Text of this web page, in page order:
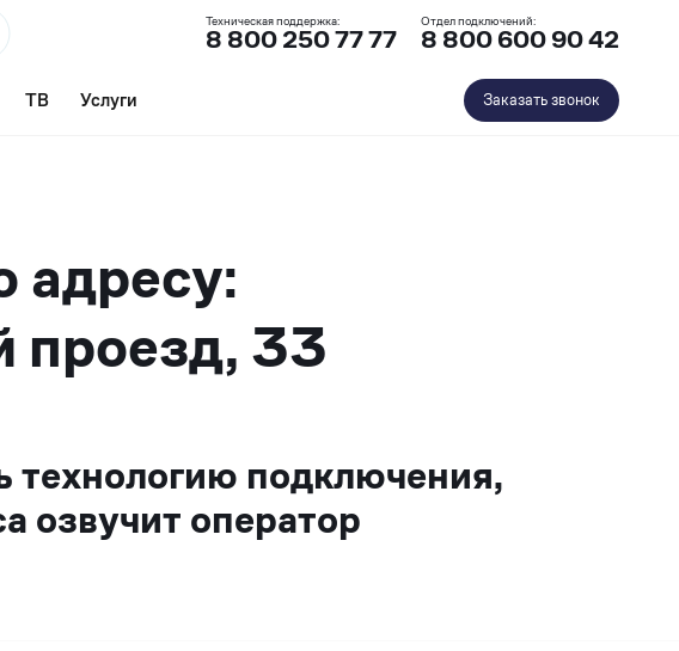
Техническая поддержка:
8 800 250 77 77
Отдел подключений:
8 800 600 90 42
ТВ Услуги Заказать звонок
проезд, 33
технологию подключения,
озвучит оператор